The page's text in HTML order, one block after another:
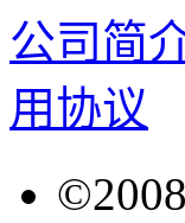
公司简
用协议